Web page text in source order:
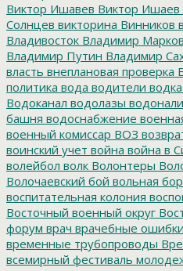
Виктор Ишавев Виктор Ишаев
Солнцев викторина Винников
Владивосток Владимир
Владимир Путин Владимир
власть внеплановая проверка
политика вода водители водка
Водоканал водолазы
башня водоснабжение
военный комиссар ВОЗ
воинский учет война война в
волейбол волк Волонтеры
Волочаевский бой вольная
воспитательная колония
Восточный военный округ
форум врач врачебные ошибки
временные трубопроводы
всемирный фестиваль